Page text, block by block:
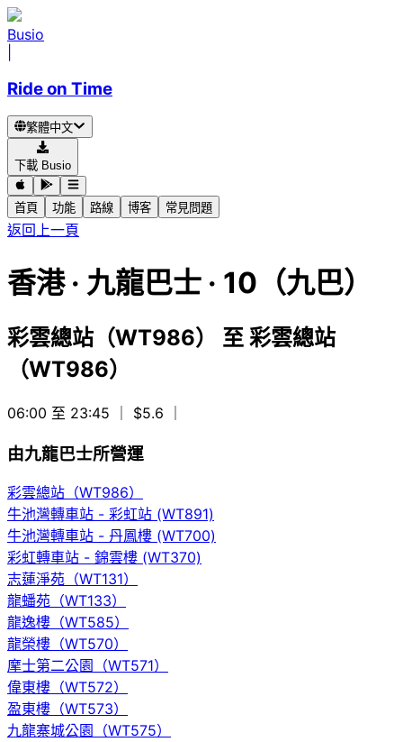
Busio
Ride on Time
繁體中文
下載 Busio
首頁 功能 路線 博客 常見問題
返回上一頁
香港· 九龍巴士 · 10（九巴）
彩雲總站（WT986） 至 彩雲總站
（WT986）
06:00 至 23:45 ｜ $5.6
由九龍巴士所營運
彩雲總站（WT986）
牛池灣轉車站 - 彩虹站 (WT891)
牛池灣轉車站 - 丹鳳樓 (WT700)
彩虹轉車站 - 錦雲樓 (WT370)
志蓮淨苑（WT131）
龍蟠苑（WT133）
龍逸樓（WT585）
龍榮樓（WT570）
摩士第二公園（WT571）
偉東樓（WT572）
盈東樓（WT573）
九龍寨城公園（WT575）